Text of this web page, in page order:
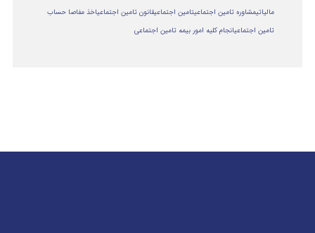
مالياتيمشاوره تامین اجتماعیتامین اجتماعیقانون تامین اجتماعیاخذ مفاصا حساب
تامین اجتماعیانجام کلیه امور بیمه تامین اجتماعی